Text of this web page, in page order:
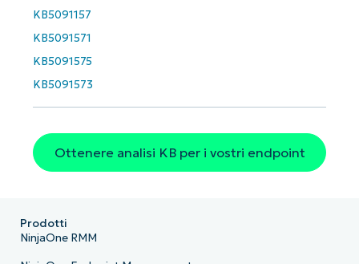
KB5091157
KB5091571
KB5091575
KB5091573
Ottenere analisi KB per i vostri endpoint
name*
Prodotti
NinjaOne RMM